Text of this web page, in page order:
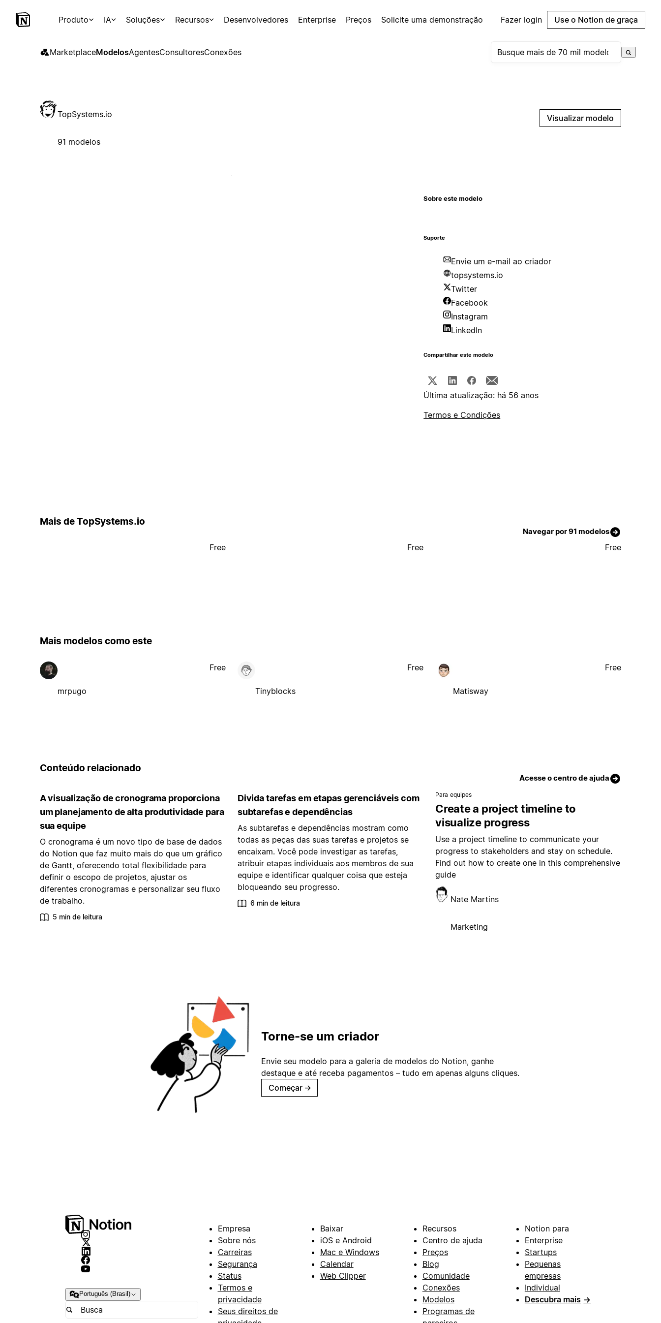
Produto IA Soluções Recursos Desenvolvedores Enterprise Preços Solicite uma demonstração Fazer login Use o Notion de graça
MarketplaceModelosAgentesConsultoresConexões
TopSystems.io
91 modelos
Visualizar modelo
Sobre este modelo
Suporte
Envie um e-mail ao criador
topsystems.io
Twitter
Facebook
Instagram
LinkedIn
Compartilhar este modelo
Última atualização: há 56 anos
Termos e Condições
Mais de TopSystems.io
Navegar por 91 modelos
Free Free Free
Mais modelos como este
mrpugo
Free
Tinyblocks
Free
Matisway
Free
Conteúdo relacionado
Acesse o centro de ajuda
A visualização de cronograma proporciona
um planejamento de alta produtividade para
sua equipe
O cronograma é um novo tipo de base de dados
do Notion que faz muito mais do que um gráfico
de Gantt, oferecendo total flexibilidade para
definir o escopo de projetos, ajustar os
diferentes cronogramas e personalizar seu fluxo
de trabalho.
5 min de leitura
Divida tarefas em etapas gerenciáveis com
subtarefas e dependências
As subtarefas e dependências mostram como
todas as peças das suas tarefas e projetos se
encaixam. Você pode investigar as tarefas,
atribuir etapas individuais aos membros de sua
equipe e identificar qualquer coisa que esteja
bloqueando seu progresso.
6 min de leitura
Para equipes
Create a project timeline to
visualize progress
Use a project timeline to communicate your
progress to stakeholders and stay on schedule.
Find out how to create one in this comprehensive
guide
Nate Martins
Marketing
Torne-se um criador
Envie seu modelo para a galeria de modelos do Notion, ganhe
destaque e até receba pagamentos – tudo em apenas alguns cliques.
Começar →
Português (Brasil)
Empresa
Sobre nós
Carreiras
Segurança
Status
Termos e
privacidade
Seus direitos de
Baixar
iOS e Android
Mac e Windows
Calendar
Web Clipper
Recursos
Centro de ajuda
Preços
Blog
Comunidade
Conexões
Modelos
Programas de
Notion para
Enterprise
Startups
Pequenas
empresas
Individual
Descubra mais →